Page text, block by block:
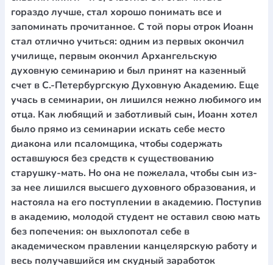
гораздо лучше, стал хорошо понимать все и
запоминать прочитанное. С той поры отрок Иоанн
стал отлично учиться: одним из первых окончил
училище, первым окончил Архангельскую
духовную семинарию и был принят на казенный
счет в С.-Петербургскую Духовную Академию. Еще
учась в семинарии, он лишился нежно любимого им
отца. Как любящий и заботливый сын, Иоанн хотел
было прямо из семинарии искать себе место
диакона или псаломщика, чтобы содержать
оставшуюся без средств к существованию
старушку-мать. Но она не пожелала, чтобы сын из-
за нее лишился высшего духовного образования, и
настояла на его поступлении в академию. Поступив
в академию, молодой студент не оставил свою мать
без попечения: он выхлопотал себе в
академическом правлении канцелярскую работу и
весь получавшийся им скудный заработок